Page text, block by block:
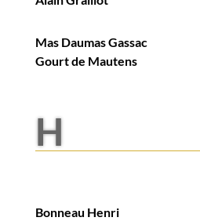
Mas Daumas Gassac
Gourt de Mautens
H
Bonneau Henri